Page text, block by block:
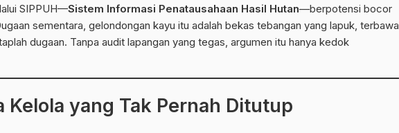
SIPPUH—Sistem Informasi Penatausahaan Hasil Hutan—berpotensi bocor
sementara, gelondongan kayu itu adalah bekas tebangan yang lapuk, terbawa
dugaan. Tanpa audit lapangan yang tegas, argumen itu hanya kedok
Kelola yang Tak Pernah Ditutup